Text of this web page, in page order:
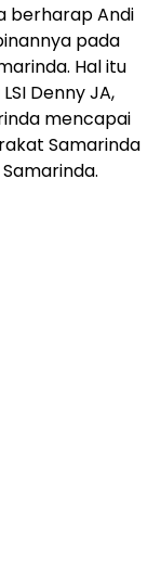
berharap Andi
pada
Hal itu
Denny JA,
mencapai
Samarinda